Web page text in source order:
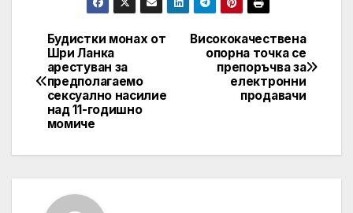
Post
navigation
Висококачествена
опорна точка се
препоръчва за
електронни
продавачи
Будистки монах от
Шри Ланка
арестуван за
предполагаемо
сексуално насилие
над 11-годишно
момиче